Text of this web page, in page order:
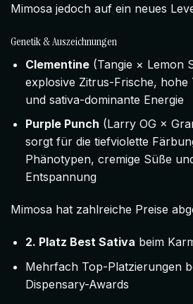
Mimosa jedoch auf ein neues
Genetik & Auszeichnungen
Clementine(Tangie × Lemon
explosive Zitrus-Frische,
und sativa-dominante Energie
Purple Punch (Larry OG ×
sorgt für die tiefviolette
Phänotypen, cremige Süße
Entspannung
Mimosa hat zahlreiche Preise
2. Platz Best Sativa beim
Mehrfach Top-Platzierungen
Dispensary-Awards